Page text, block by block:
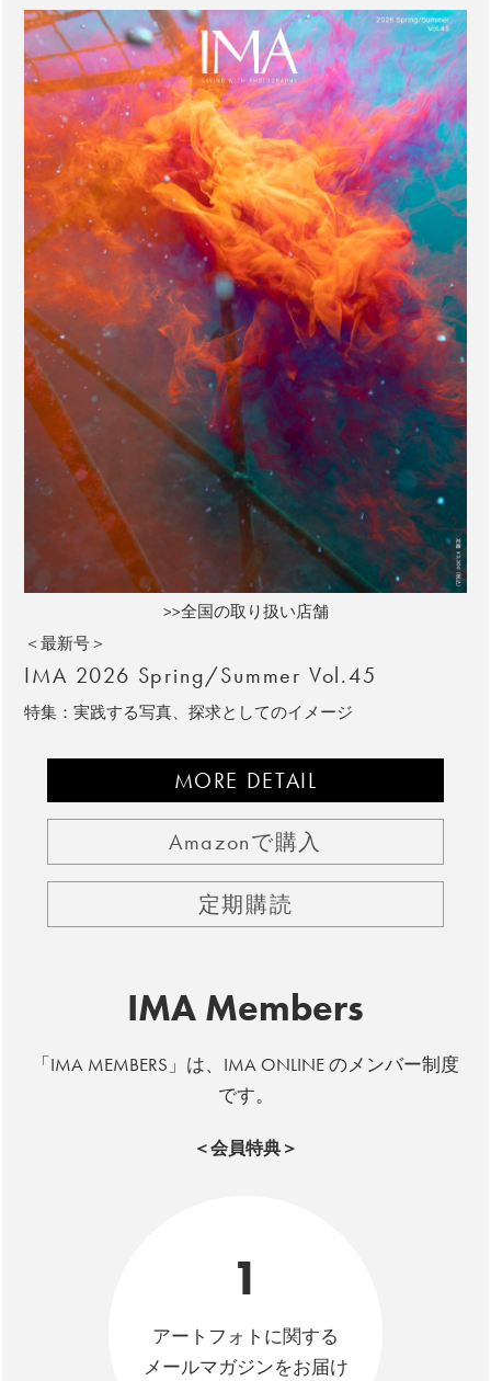
>>全国の取り扱い店舗
＜最新号＞
IMA 2026 Spring/Summer Vol.45
特集：実践する写真、探求としてのイメージ
MORE DETAIL
Amazonで購入
定期購読
IMA Members
「IMA MEMBERS」は、IMA ONLINE のメンバー制度
です。
＜会員特典＞
1
アートフォトに関する
メールマガジンをお届け